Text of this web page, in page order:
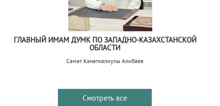
ГЛАВНЫЙ ИМАМ ДУМК ПО ЗАПАДНО-КАЗАХСТАНСКОЙ
ОБЛАСТИ
Самат Канаткалиулы Алибаев
Смотреть все